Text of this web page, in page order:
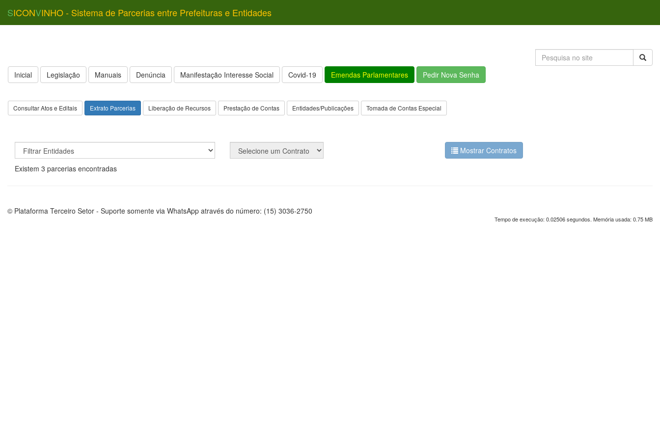
SICONVINHO - Sistema de Parcerias entre Prefeituras e Entidades
Inicial Legislação Manuais Denúncia Manifestação Interesse Social Covid-19 Emendas Parlamentares Pedir Nova Senha
Consultar Atos e Editais Extrato Parcerias Liberação de Recursos Prestação de Contas Entidades/Publicações Tomada de Contas Especial
Existem 3 parcerias encontradas
Mostrar Contratos
© Plataforma Terceiro Setor - Suporte somente via WhatsApp através do número: (15) 3036-2750
Tempo de execução: 0.02506 segundos. Memória usada: 0.75 MB